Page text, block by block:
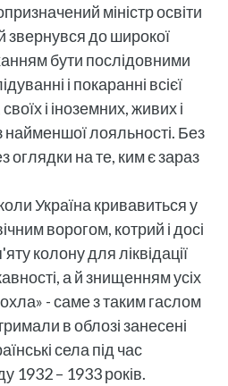
міністр освіти
звернувся до широкої
бути послідовними
і покаранні всієї
і іноземних, живих і
лояльності. Без
оглядки на те, ким є зараз
Україна кривавиться у
ворогом, котрий і досі
колону для ліквідації
а й знищенням усіх
- саме з таким гаслом
в облозі занесені
села під час
1932 – 1933 років.